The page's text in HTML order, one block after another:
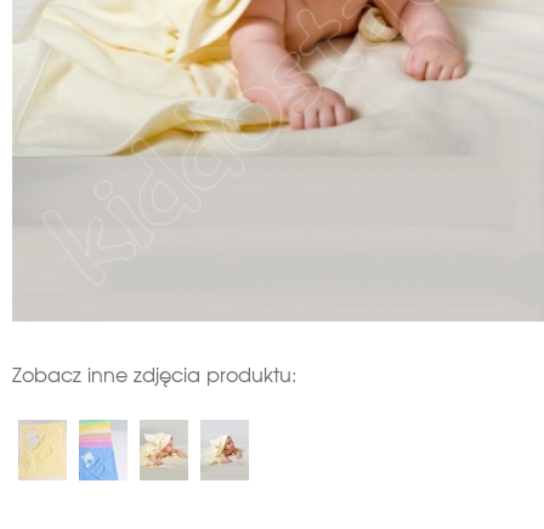
Zobacz inne zdjęcia produktu: